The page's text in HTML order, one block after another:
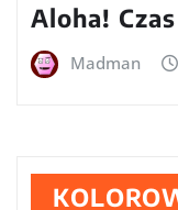
Aloha!
Madman